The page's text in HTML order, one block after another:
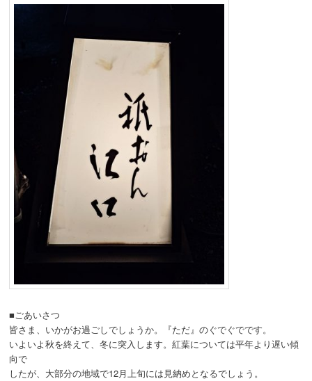
■ごあいさつ
皆さま、いかがお過ごしでしょうか。『ただ』のぐでぐでです。
いよいよ秋を終えて、冬に突入します。紅葉については平年より遅い傾
向で
したが、大部分の地域で12月上旬には見納めとなるでしょう。